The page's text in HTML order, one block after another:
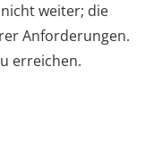
weiter; die
Anforderungen.
erreichen.